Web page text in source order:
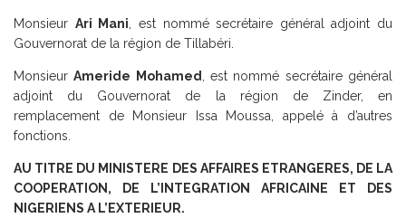
Monsieur Ari Mani , est nommé secrétaire général adjoint du
Gouvernorat de la région de Tillabéri.
MonsieurAmeride Mohamed
, est nommé secrétaire général
adjoint du Gouvernorat de la région de Zinder, en
remplacement de Monsieur Issa Moussa, appelé à d’autres
fonctions.
AU TITRE DU MINISTERE DES AFFAIRES ETRANGERES, DE LA
COOPERATION, DE L’INTEGRATION AFRICAINE ET DES
NIGERIENS A L’EXTERIEUR.